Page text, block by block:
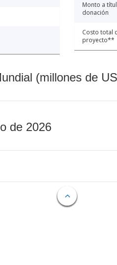
Monto a
donación
Costo total
proyecto**
(millones de
de 2026